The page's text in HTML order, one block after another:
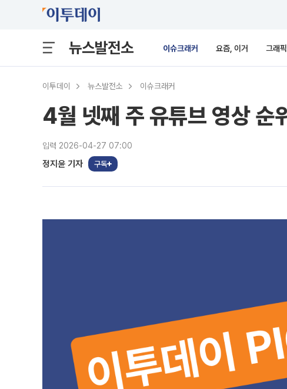
뉴스발전소 이슈크래커 요즘, 이거 그래
이투데이 뉴스발전소 이슈크래커
4월 넷째 주 유튜브 영상
입력 2026-04-27 07:00
정지윤 기자 구독